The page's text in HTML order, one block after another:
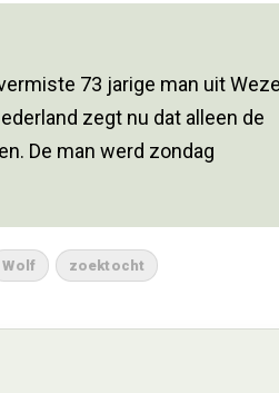
73 jarige man uit
zegt nu dat alleen de
De man werd zondag
Wolf zoektocht